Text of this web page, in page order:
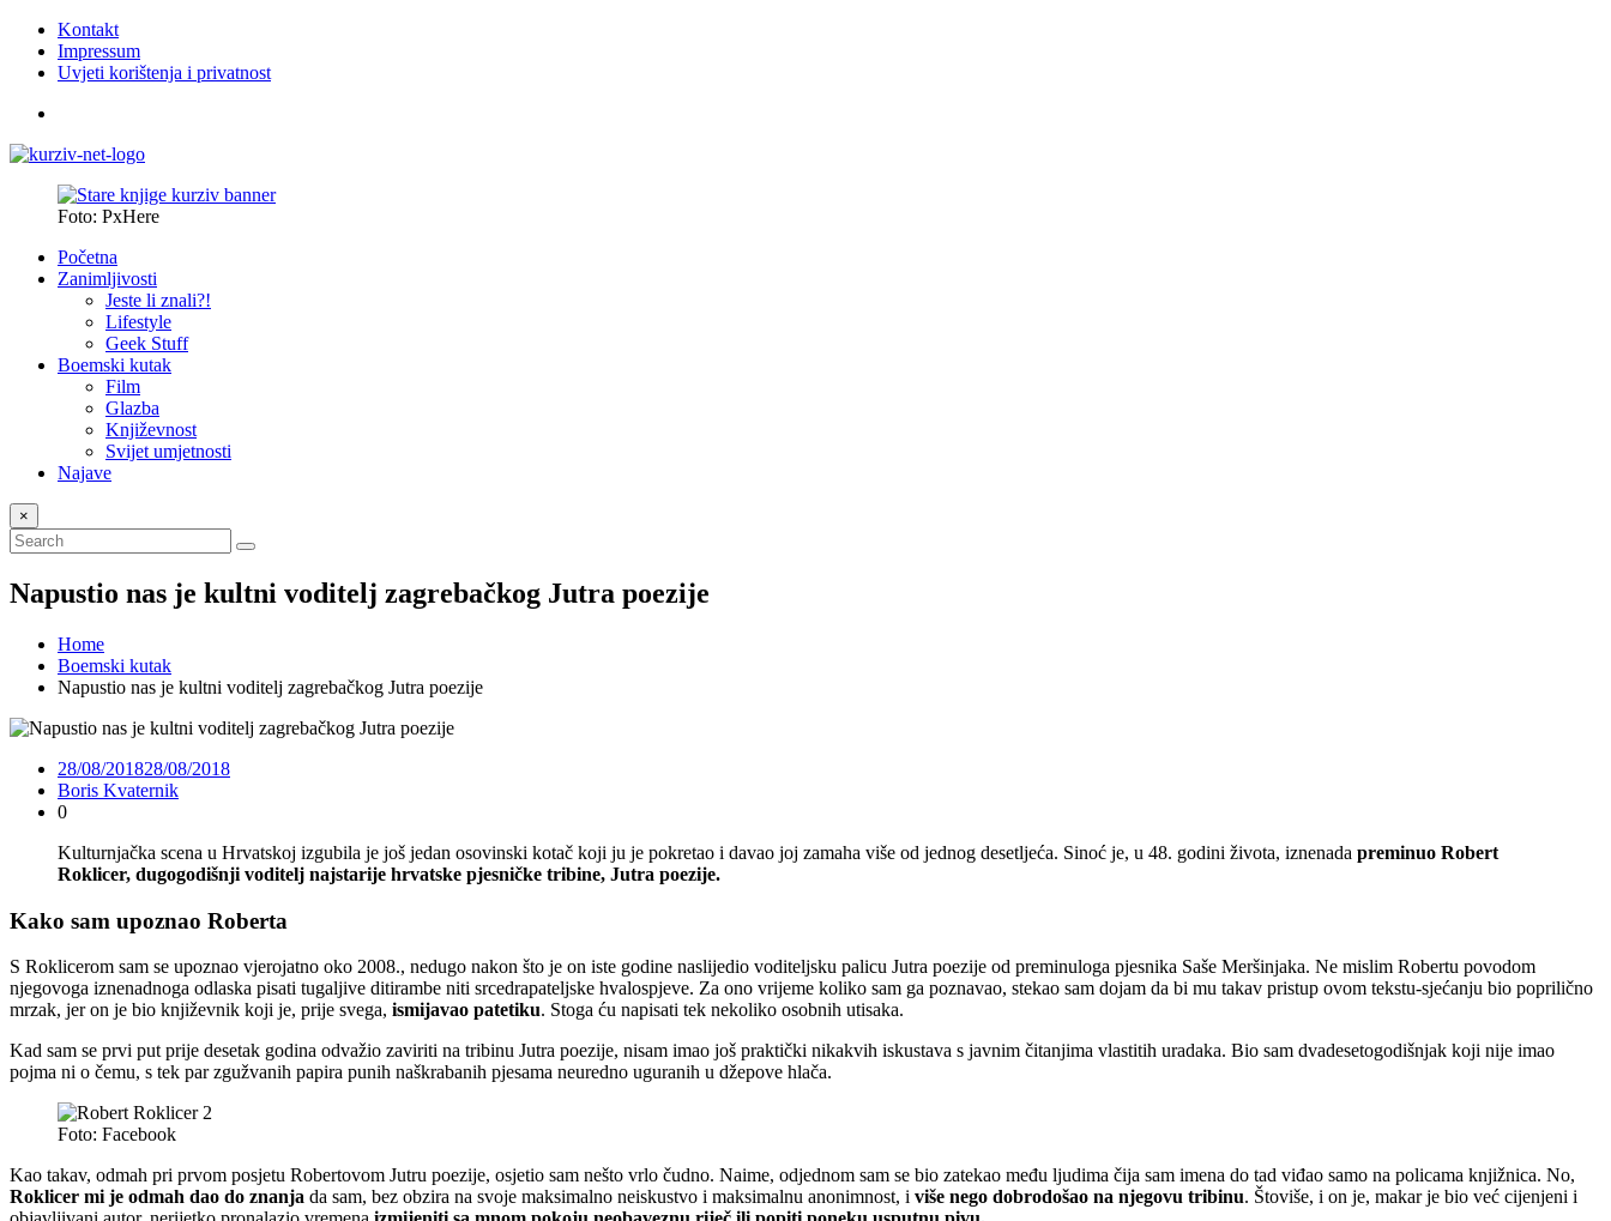
Kontakt
Impressum
Uvjeti korištenja i privatnost
Foto: PxHere
Početna
Zanimljivosti
Jeste li znali?!
Lifestyle
Geek Stuff
Boemski kutak
Film
Glazba
Književnost
Svijet umjetnosti
Najave
×
Napustio nas je kultni voditelj zagrebačkog Jutra poezije
Home
Boemski kutak
Napustio nas je kultni voditelj zagrebačkog Jutra poezije
28/08/201828/08/2018
Boris Kvaternik
0
Kulturnjačka scena u Hrvatskoj izgubila je još jedan osovinski kotač koji ju je pokretao i davao joj zamaha više od jednog desetljeća. Sinoć je, u 48. godini života, iznenada preminuo Robert
Roklicer, dugogodišnji voditelj najstarije hrvatske pjesničke tribine, Jutra poezije.
Kako sam upoznao Roberta
S Roklicerom sam se upoznao vjerojatno oko 2008., nedugo nakon što je on iste godine naslijedio voditeljsku palicu Jutra poezije od preminuloga pjesnika Saše Meršinjaka. Ne mislim Robertu povodom
njegovoga iznenadnoga odlaska pisati tugaljive ditirambe niti srcedrapateljske hvalospjeve. Za ono vrijeme koliko sam ga poznavao, stekao sam dojam da bi mu takav pristup ovom tekstu-sjećanju bio poprilično
mrzak, jer on je bio književnik koji je, prije svega, ismijavao patetiku. Stoga ću napisati tek nekoliko osobnih utisaka.
Kad sam se prvi put prije desetak godina odvažio zaviriti na tribinu Jutra poezije, nisam imao još praktički nikakvih iskustava s javnim čitanjima vlastitih uradaka. Bio sam dvadesetogodišnjak koji nije imao
pojma ni o čemu, s tek par zgužvanih papira punih naškrabanih pjesama neuredno uguranih u džepove hlača.
Foto: Facebook
Kao takav, odmah pri prvom posjetu Robertovom Jutru poezije, osjetio sam nešto vrlo čudno. Naime, odjednom sam se bio zatekao među ljudima čija sam imena do tad viđao samo na policama knjižnica. No,
Roklicer mi je odmah dao do znanja da sam, bez obzira na svoje maksimalno neiskustvo i maksimalnu anonimnost, i više nego dobrodošao na njegovu tribinu. Štoviše, i on je, makar je bio već cijenjeni i